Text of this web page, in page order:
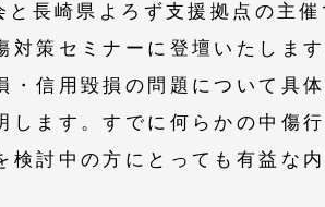
長崎県よろず支援拠点の主
対策セミナーに登壇いたしま
・信用毀損の問題について具
します。すでに何らかの中傷
検討中の方にとっても有益な